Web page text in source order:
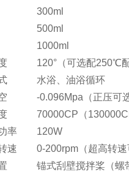
300ml
500ml
1000ml
120°（可选配250℃
水浴、油浴循环
-0.096Mpa（正压可选
70000CP（
率
120W
速
0-200rpm（超高转速
锚式刮壁搅拌桨（螺